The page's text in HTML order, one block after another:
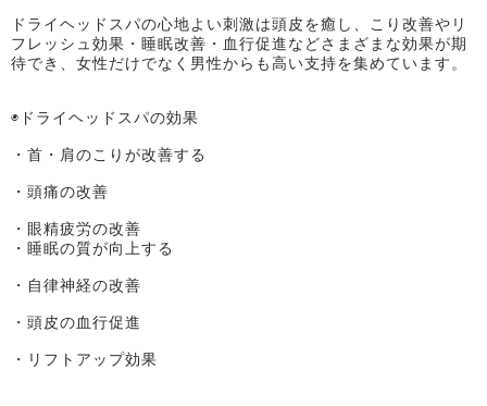
ドライヘッドスパの心地よい刺激は頭皮を癒し、こり改善やリ
フレッシュ効果・睡眠改善・血行促進などさまざまな効果が期
待でき、女性だけでなく男性からも高い支持を集めています。
◉ドライヘッドスパの効果
・首・肩のこりが改善する
・頭痛の改善
・眼精疲労の改善
・睡眠の質が向上する
・自律神経の改善
・頭皮の血行促進
・リフトアップ効果